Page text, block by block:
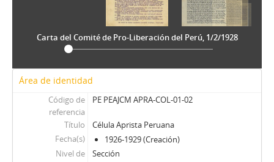
Carta del Comité de Pro-Liberación del Perú, 1/2/1928
Área de identidad
Código de
referencia
PE PEAJCM APRA-COL-01-02
Título
Célula Aprista Peruana
Fecha(s)
1926-1929 (Creación)
Nivel de
Sección